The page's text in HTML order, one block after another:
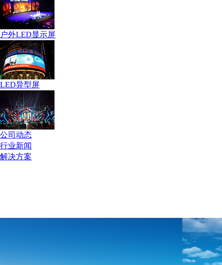
户外LED显示屏
LED异型屏
公司动态
行业新闻
解决方案